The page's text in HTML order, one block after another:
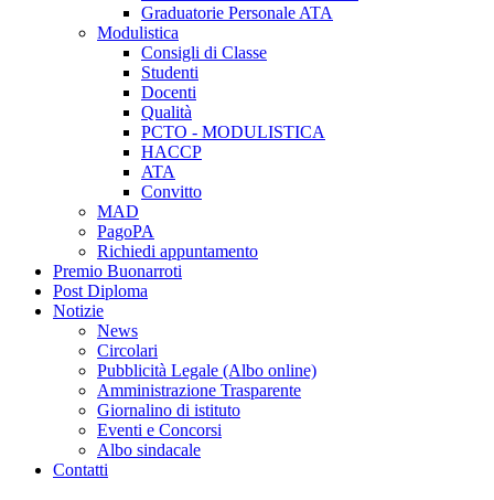
Graduatorie Personale ATA
Modulistica
Consigli di Classe
Studenti
Docenti
Qualità
PCTO - MODULISTICA
HACCP
ATA
Convitto
MAD
PagoPA
Richiedi appuntamento
Premio Buonarroti
Post Diploma
Notizie
News
Circolari
Pubblicità Legale (Albo online)
Amministrazione Trasparente
Giornalino di istituto
Eventi e Concorsi
Albo sindacale
Contatti